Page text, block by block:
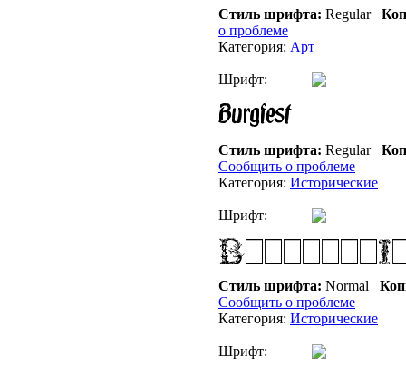
Стиль шрифта: Regular
о проблеме
Категория: Арт
Шрифт:
Стиль шрифта: Regular
Сообщить о проблеме
Категория: Исторические
Шрифт:
Стиль шрифта: Normal
Сообщить о проблеме
Категория: Исторические
Шрифт: